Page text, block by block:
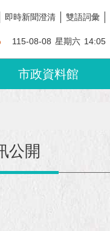
即時新聞澄清 雙語詞彙
115-08-08 星期六 14:05
市政資料館
公開